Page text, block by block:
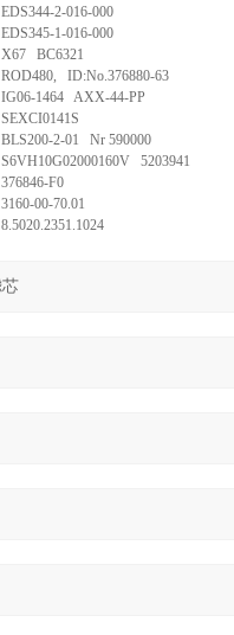
EDS344-2-016-000
EDS345-1-016-000
X67 BC6321
ROD480, ID:No.376880-63
IG06-1464 AXX-44-PP
SEXCI0141S
BLS200-2-01 Nr 590000
S6VH10G02000160V 5203941
376846-F0
3160-00-70.01
8.5020.2351.1024